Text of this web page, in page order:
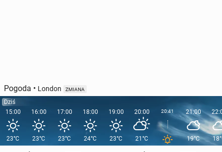
Pogoda • London ZMIANA
Dziś
15:00
23°C
16:00
23°C
17:00
23°C
18:00
24°C
19:00
23°C
20:00
21°C
20:41 21:00
19°C